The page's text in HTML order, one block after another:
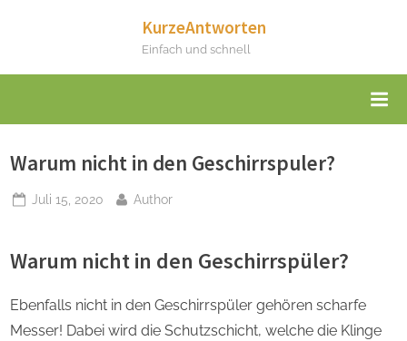
KurzeAntworten
Einfach und schnell
Warum nicht in den Geschirrspuler?
Posted
Juli 15, 2020 By
Author
Warum nicht in den Geschirrspüler?
Ebenfalls nicht in den Geschirrspüler gehören scharfe
Messer! Dabei wird die Schutzschicht, welche die Klinge